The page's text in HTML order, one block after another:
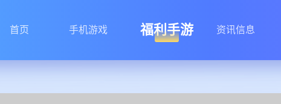
首页 手机游戏 福利手游 资讯信息